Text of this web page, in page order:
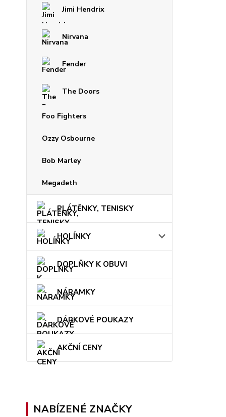
Jimi Hendrix
Nirvana
Fender
The Doors
Foo Fighters
Ozzy Osbourne
Bob Marley
Megadeth
PLÁTĚNKY, TENISKY
HOLÍNKY
DOPLŇKY K OBUVI
NÁRAMKY
DÁRKOVÉ POUKAZY
AKČNÍ CENY
NABÍZENÉ ZNAČKY